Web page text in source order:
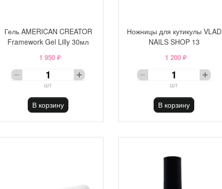
Гель AMERICAN CREATOR
Framework Gel Lilly 30мл
1 950 ₽
шт
В корзину
Ножницы для кутикулы VLAD
NAILS SHOP 13
1 200 ₽
шт
В корзину